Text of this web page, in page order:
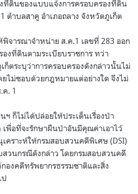
ที่ดินของแบบแจ้งการครอบครองที่ดิน
ตำบลสาคู อำเภอถลาง จังหวัดภูเก็ต
จารณาจำหน่าย ส.ค.1 เลขที่ 283 ออก
งที่ดินตามระเบียบราชการ ทว่า
ก็ตระบุว่าการครอบครองดังกล่าวนั้นไม่
ยไม่ชอบด้วยกฎหมายแต่อย่างใด จึงไม่
. 1
ฯ ก็ไม่ได้ปล่อยให้ประเด็นเรื่องป่า
พื่อที่จะรักษาผืนป่าอันมีคุณค่าเอาไว้
คราะห์ให้กรมสอบสวนคดีพิเศษ (DSI)
สวนกรณีดังกล่าว โดยกรมสอบสวนคดี
องคดีทรัพยากรธรรมชาติและสิ่ง
ป